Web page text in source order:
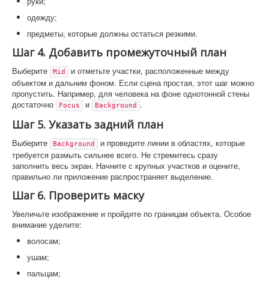
одежду;
предметы, которые должны остаться резкими.
Шаг 4. Добавить промежуточный план
Выберите Mid
и отметьте участки, расположенные между
объектом и дальним фоном. Если сцена простая, этот шаг можно
пропустить. Например, для человека на фоне однотонной стены
достаточно
Focus и Background .
Шаг 5. Указать задний план
Выберите Background
и проведите линии в областях, которые
требуется размыть сильнее всего. Не стремитесь сразу
заполнить весь экран. Начните с крупных участков и оцените,
правильно ли приложение распространяет выделение.
Шаг 6. Проверить маску
Увеличьте изображение и пройдите по границам объекта. Особое
внимание уделите:
волосам;
ушам;
пальцам;